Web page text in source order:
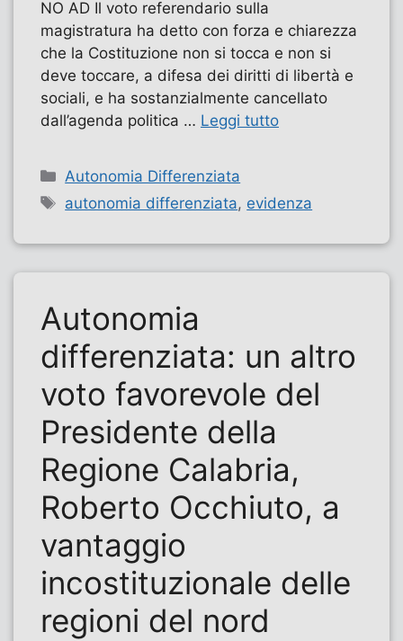
NO AD Il voto referendario sulla
magistratura ha detto con forza e chiarezza
che la Costituzione non si tocca e non si
deve toccare, a difesa dei diritti di libertà e
sociali, e ha sostanzialmente cancellato
dall’agenda politica … Leggi tutto
Categorie
Autonomia Differenziata
Tag
autonomia differenziata, evidenza
Autonomia
differenziata: un altro
voto favorevole del
Presidente della
Regione Calabria,
Roberto Occhiuto, a
vantaggio
incostituzionale delle
regioni del nord